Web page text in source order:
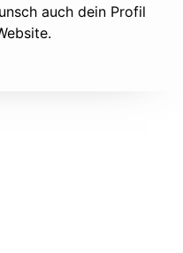
auch dein Profil